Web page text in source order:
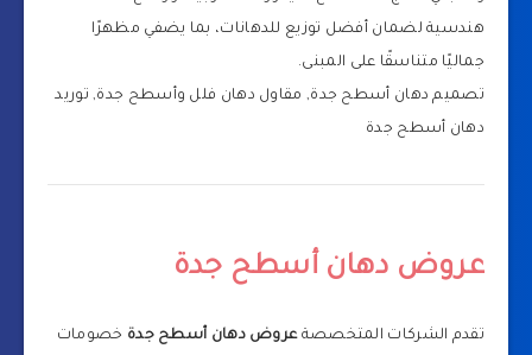
هندسية لضمان أفضل توزيع للدهانات، بما يضفي مظهرًا
جماليًا متناسقًا على المبنى.
تصميم دهان أسطح جدة, مقاول دهان فلل وأسطح جدة, توريد
دهان أسطح جدة
عروض دهان أسطح جدة
تقدم الشركات المتخصصةعروض دهان أسطح جدة خصومات